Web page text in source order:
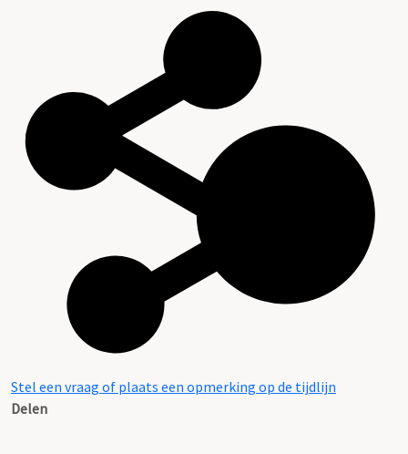
Stel een vraag of plaats een opmerking op de tijdlijn
Delen